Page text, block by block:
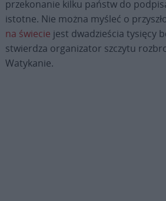
przekonanie kilku państw do
istotne. Nie można myśleć o
na świecie jest dwadzieścia tysięcy
stwierdza organizator szczytu
Watykanie.